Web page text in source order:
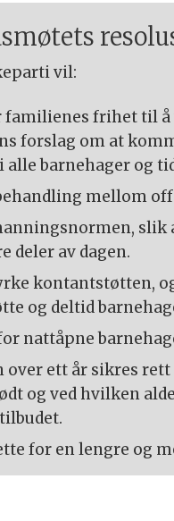
vil:
familienes frihet til å
forslag om at
alle barnehager og
mellom
slik
deler av dagen.
kontantstøtten,
og deltid
nattåpne
over ett år sikres
og ved hvilken
for en lengre og